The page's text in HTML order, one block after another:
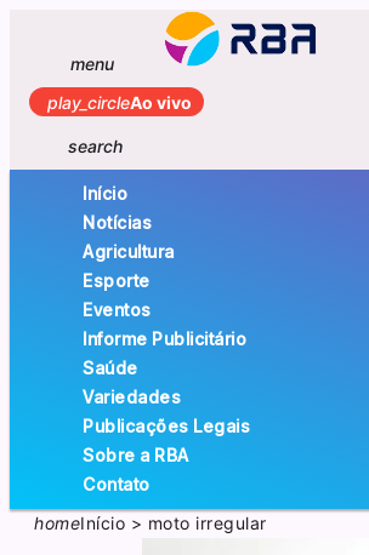
menu
play_circleAo vivo
search
Início
Notícias
Agricultura
Esporte
Eventos
Informe Publicitário
Saúde
Variedades
Publicações Legais
Sobre a RBA
Contato
homeInício > moto irregular